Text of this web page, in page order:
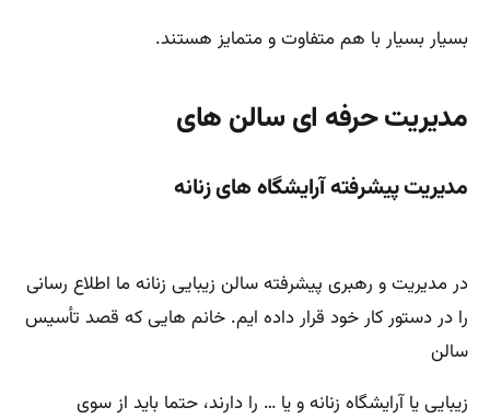
بسیار بسیار با هم متفاوت و متمایز هستند.
مدیریت حرفه ای سالن های
مدیریت پیشرفته آرایشگاه های زنانه
در مدیریت و رهبری پیشرفته سالن زیبایی زنانه ما اطلاع رسانی
را در دستور کار خود قرار داده ایم. خانم هایی که قصد تأسیس
سالن
زیبایی یا آرایشگاه زنانه و یا … را دارند، حتما باید از سوی